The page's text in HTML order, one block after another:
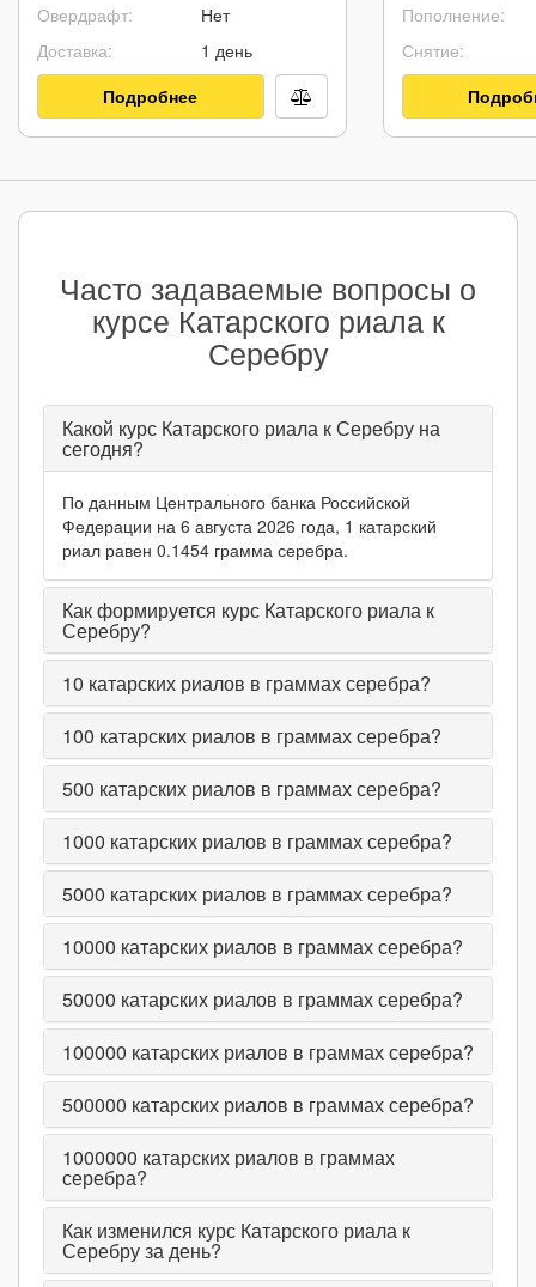
Овердрафт:
Доставка:
Нет
1 день
Подробнее
Пополнение:
Снятие:
Часто задаваемые вопросы о
курсе Катарского риала к
Серебру
Какой курс Катарского риала к Серебру на
сегодня?
По данным Центрального банка Российской
Федерации на 6 августа 2026 года, 1 катарский
риал равен 0.1454 грамма серебра.
Как формируется курс Катарского риала к
Серебру?
10 катарских риалов в граммах серебра?
100 катарских риалов в граммах серебра?
500 катарских риалов в граммах серебра?
1000 катарских риалов в граммах серебра?
5000 катарских риалов в граммах серебра?
10000 катарских риалов в граммах серебра?
50000 катарских риалов в граммах серебра?
100000 катарских риалов в граммах серебра?
500000 катарских риалов в граммах серебра?
1000000 катарских риалов в граммах
серебра?
Как изменился курс Катарского риала к
Серебру за день?